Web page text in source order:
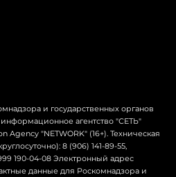
и государственных органов
агентство "СЕТЬ"
"NETWORK" (16+). Техническая
8 (906) 141-89-55,
190-04-08 Электронный адрес
данные для Роскомнадзора и